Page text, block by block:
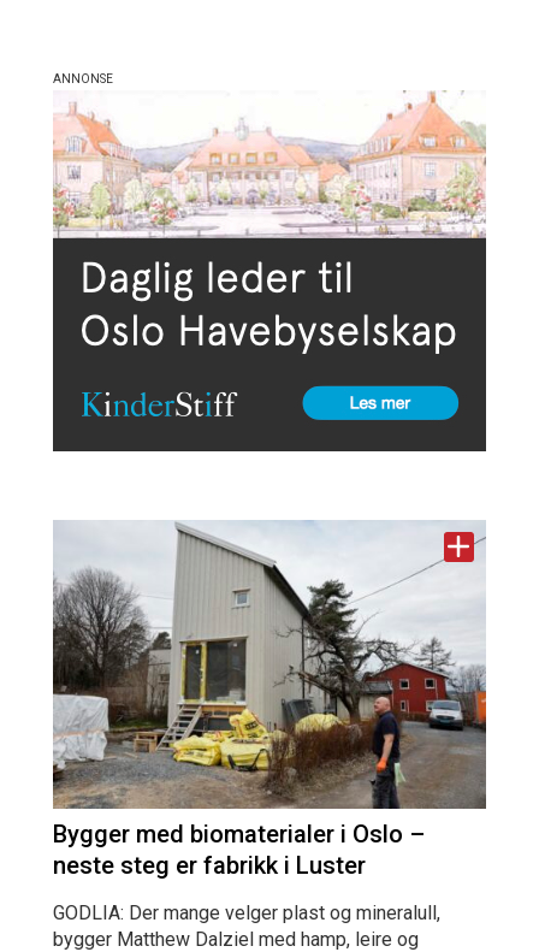
Bygger med biomaterialer i Oslo –
neste steg er fabrikk i Luster
GODLIA: Der mange velger plast og mineralull,
bygger Matthew Dalziel med hamp, leire og